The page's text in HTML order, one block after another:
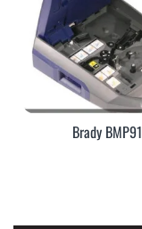
Brady BMP91